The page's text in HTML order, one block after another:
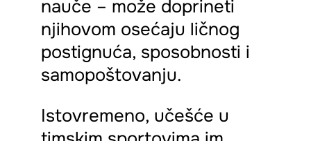
nauče – može doprineti
njihovom osećaju ličnog
postignuća, sposobnosti i
samopoštovanju.
Istovremeno, učešće u